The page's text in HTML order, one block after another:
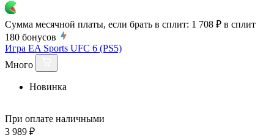
Сумма месячной платы, если брать в сплит: 1 708 ₽ в сплит
180 бонусов
Игра EA Sports UFC 6 (PS5)
Много
Новинка
При оплате наличными
3 989 ₽